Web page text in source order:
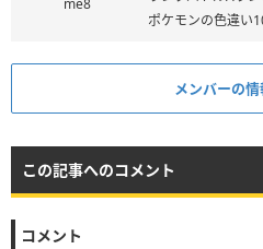
me8
ポケモンの色違い
メンバーの
この記事へのコメント
コメント